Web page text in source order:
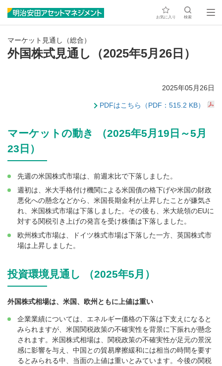
お気に入り 検索
マーケット見通し（総合）
外国株式見通し（2025年5月26日）
2025年05月26日
PDFはこちら（PDF：515.2 KB）
マーケットの動き （2025年5月19日～5月
23日）
先週の米国株式市場は、前週末比で下落しました。
週初は、米大手格付け機関による米国債の格下げや米国の財政
悪化への懸念などから、米国長期金利が上昇したことが嫌気さ
れ、米国株式市場は下落しました。その後も、米大統領のEUに
対する関税引き上げの発言を受け株価は下落しました。
欧州株式市場は、ドイツ株式市場は下落した一方、英国株式市
場は上昇しました。
投資環境見通し （2025年5月）
外国株式相場は、米国、欧州ともに上値は重い
企業業績については、エネルギー価格の下落は下支えになると
みられますが、米国関税政策の不確実性を背景に下振れが懸念
されます。米国株式相場は、関税政策の不確実性が足元の景況
感に影響を与え、中国との貿易摩擦緩和には相当の時間を要す
るとみられる中、当面の上値は重いとみています。今後の関税